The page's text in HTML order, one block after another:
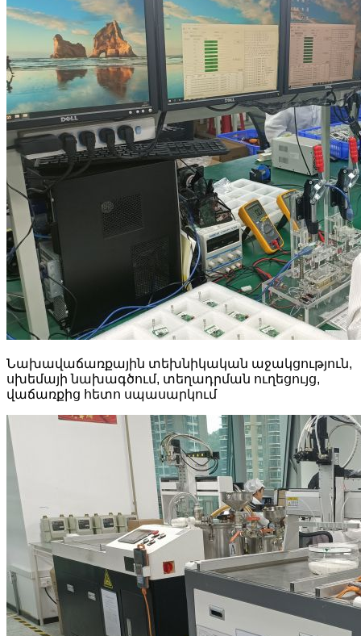
Նախավաճառքային տեխնիկական աջակցություն,
սխեմայի նախագծում, տեղադրման ուղեցույց,
վաճառքից հետո սպասարկում